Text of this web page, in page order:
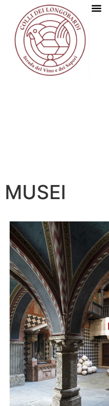
MUSEI